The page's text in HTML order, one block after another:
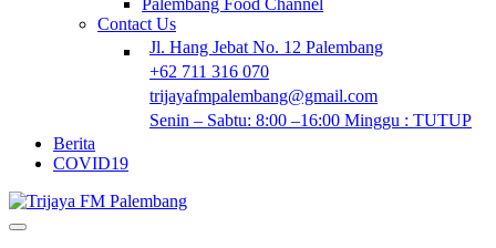
Palembang Food Channel
Contact Us
Jl. Hang Jebat No. 12 Palembang
+62 711 316 070
trijayafmpalembang@gmail.com
Senin – Sabtu: 8:00 –16:00 Minggu : TUTUP
Berita
COVID19